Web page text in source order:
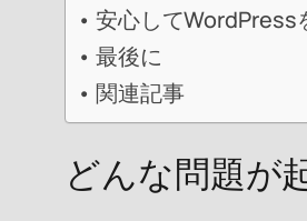
安心してWordPress
最後に
関連記事
どんな問題が